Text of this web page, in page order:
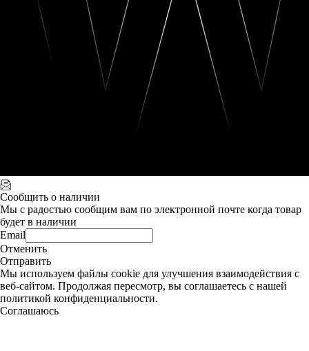
Сообщить о наличии
Мы с радостью сообщим вам по электронной почте когда товар
будет в наличии
Email
Отменить
Отправить
Мы используем файлы cookie для улучшения взаимодействия с
веб-сайтом. Продолжая пересмотр, вы соглашаетесь с нашей
политикой конфиденциальности.
Соглашаюсь